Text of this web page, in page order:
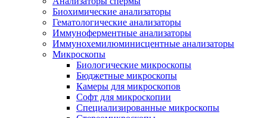
Биохимические анализаторы
Гематологические анализаторы
Иммуноферментные анализаторы
Иммунохемилюминисцентные анализаторы
Микроскопы
Биологические микроскопы
Бюджетные микроскопы
Камеры для микроскопов
Софт для микроскопии
Специализированные микроскопы